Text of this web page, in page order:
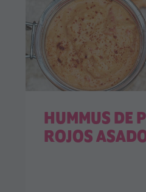
HUMMUS DE
ROJOS